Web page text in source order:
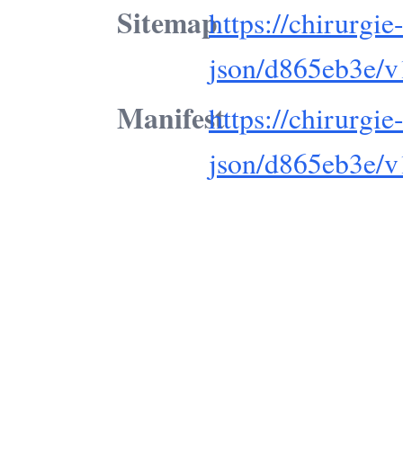
Sitemaphttps://
json/d865eb3e/
Manifesthttps://
json/d865eb3e/